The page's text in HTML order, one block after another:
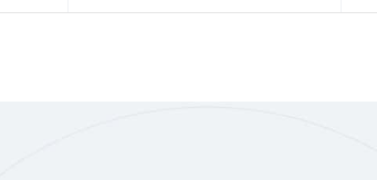
αργά από τις άκρες.